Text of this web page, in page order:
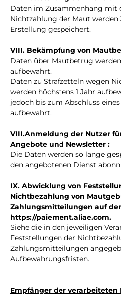
Daten im Zusammenhang mit
Nichtzahlung der Maut werden
Erstellung gespeichert.
VIII. Bekämpfung von
Daten über Mautbetrug
aufbewahrt.
Daten zu Strafzetteln wegen
werden höchstens 1 Jahr
jedoch bis zum Abschluss
aufbewahrt.
VIII.Anmeldung der Nutzer
Angebote und Newsletter :
Die Daten werden so lange
den angebotenen Dienst
IX. Abwicklung von
Nichtbezahlung von
Zahlungsmitteilungen auf
https://paiement.aliae.com.
Siehe die in den jeweiligen
Feststellungen der
Zahlungsmitteilungen
Aufbewahrungsfristen.
Empfänger der verarbeiteten